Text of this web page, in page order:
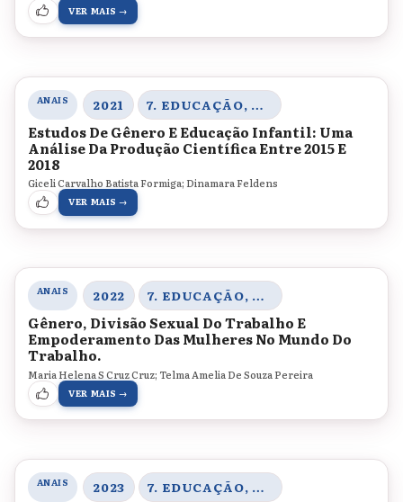
VER MAIS →
ANAIS 2021 7. EDUCAÇÃO, CORPO E GÊNERO
Estudos De Gênero E Educação Infantil: Uma
Análise Da Produção Científica Entre 2015 E
2018
Giceli Carvalho Batista Formiga; Dinamara Feldens
VER MAIS →
ANAIS 2022 7. EDUCAÇÃO, CORPO E GÊNERO
Gênero, Divisão Sexual Do Trabalho E
Empoderamento Das Mulheres No Mundo Do
Trabalho.
Maria Helena S Cruz Cruz; Telma Amelia De Souza Pereira
VER MAIS →
ANAIS 2023 7. EDUCAÇÃO, CORPO E GÊNERO